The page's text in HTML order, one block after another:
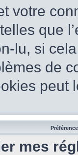
votre
que
lu, si
de
peut
mes